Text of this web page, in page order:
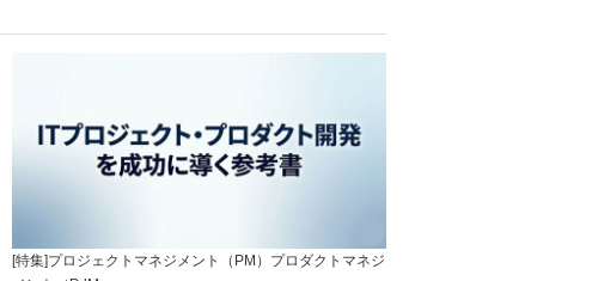
[特集]プロジェクトマネジメント（PM）プロダクトマネジ